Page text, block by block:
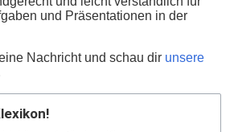
und Präsentationen in der
Nachricht und schau dir unsere